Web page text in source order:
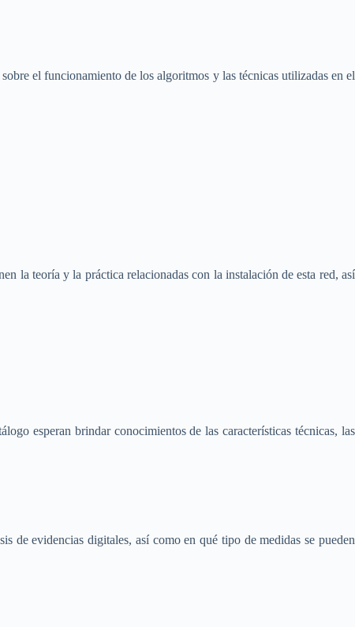
el funcionamiento de los algoritmos y las técnicas utilizadas en el
la teoría y la práctica relacionadas con la instalación de esta red, así
esperan brindar conocimientos de las características técnicas, las
de evidencias digitales, así como en qué tipo de medidas se pueden